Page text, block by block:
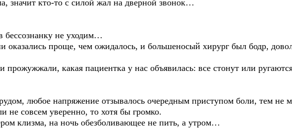
значит кто-то с силой жал на дверной звонок…
не уходим…
проще, чем ожидалось, и большеносый хирург был бодр,
какая пациентка у нас объявилась: все стонут или
любое напряжение отзывалось очередным приступом боли, тем не
не совсем уверенно, то хотя бы громко.
на ночь обезболивающее не пить, а утром…